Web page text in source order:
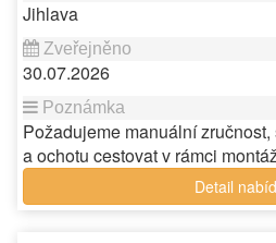
Jihlava
30.07.2026
Požadujeme manuální
a ochotu cestovat v rámci
Detail